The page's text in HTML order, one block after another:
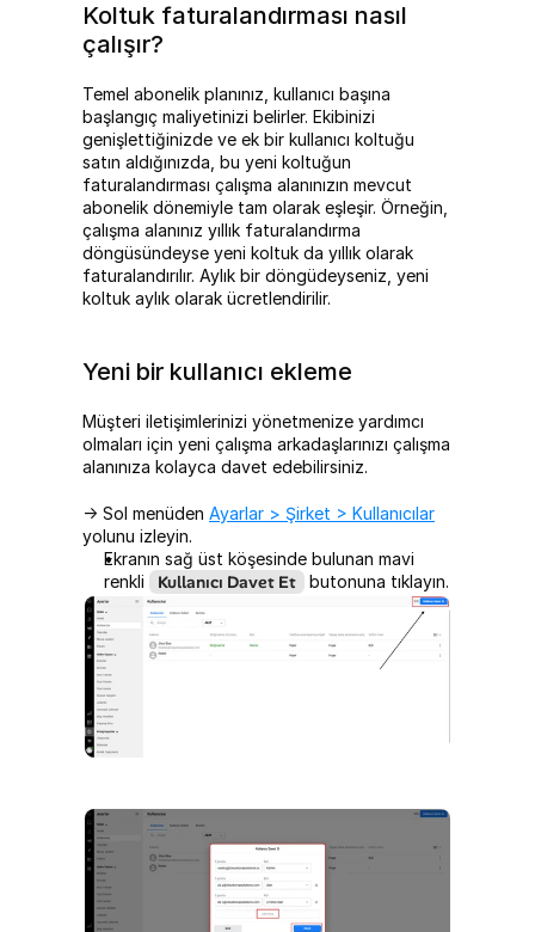
Koltuk faturalandırması nasıl
çalışır?
Temel abonelik planınız, kullanıcı başına
başlangıç maliyetinizi belirler. Ekibinizi
genişlettiğinizde ve ek bir kullanıcı koltuğu
satın aldığınızda, bu yeni koltuğun
faturalandırması çalışma alanınızın mevcut
abonelik dönemiyle tam olarak eşleşir. Örneğin,
çalışma alanınız yıllık faturalandırma
döngüsündeyse yeni koltuk da yıllık olarak
faturalandırılır. Aylık bir döngüdeyseniz, yeni
koltuk aylık olarak ücretlendirilir.
Yeni bir kullanıcı ekleme
Müşteri iletişimlerinizi yönetmenize yardımcı
olmaları için yeni çalışma arkadaşlarınızı çalışma
alanınıza kolayca davet edebilirsiniz.
-> Sol menüden Ayarlar > Şirket > Kullanıcılar
yolunu izleyin.
Ekranın sağ üst köşesinde bulunan mavi
renkli
Kullanıcı Davet Et butonuna tıklayın.